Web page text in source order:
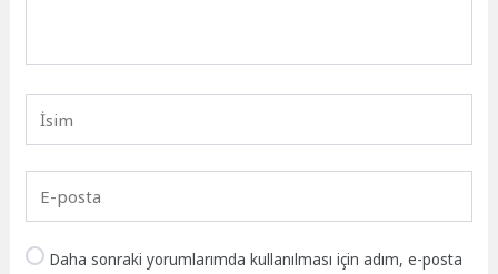
Daha sonraki yorumlarımda kullanılması için adım, e-posta